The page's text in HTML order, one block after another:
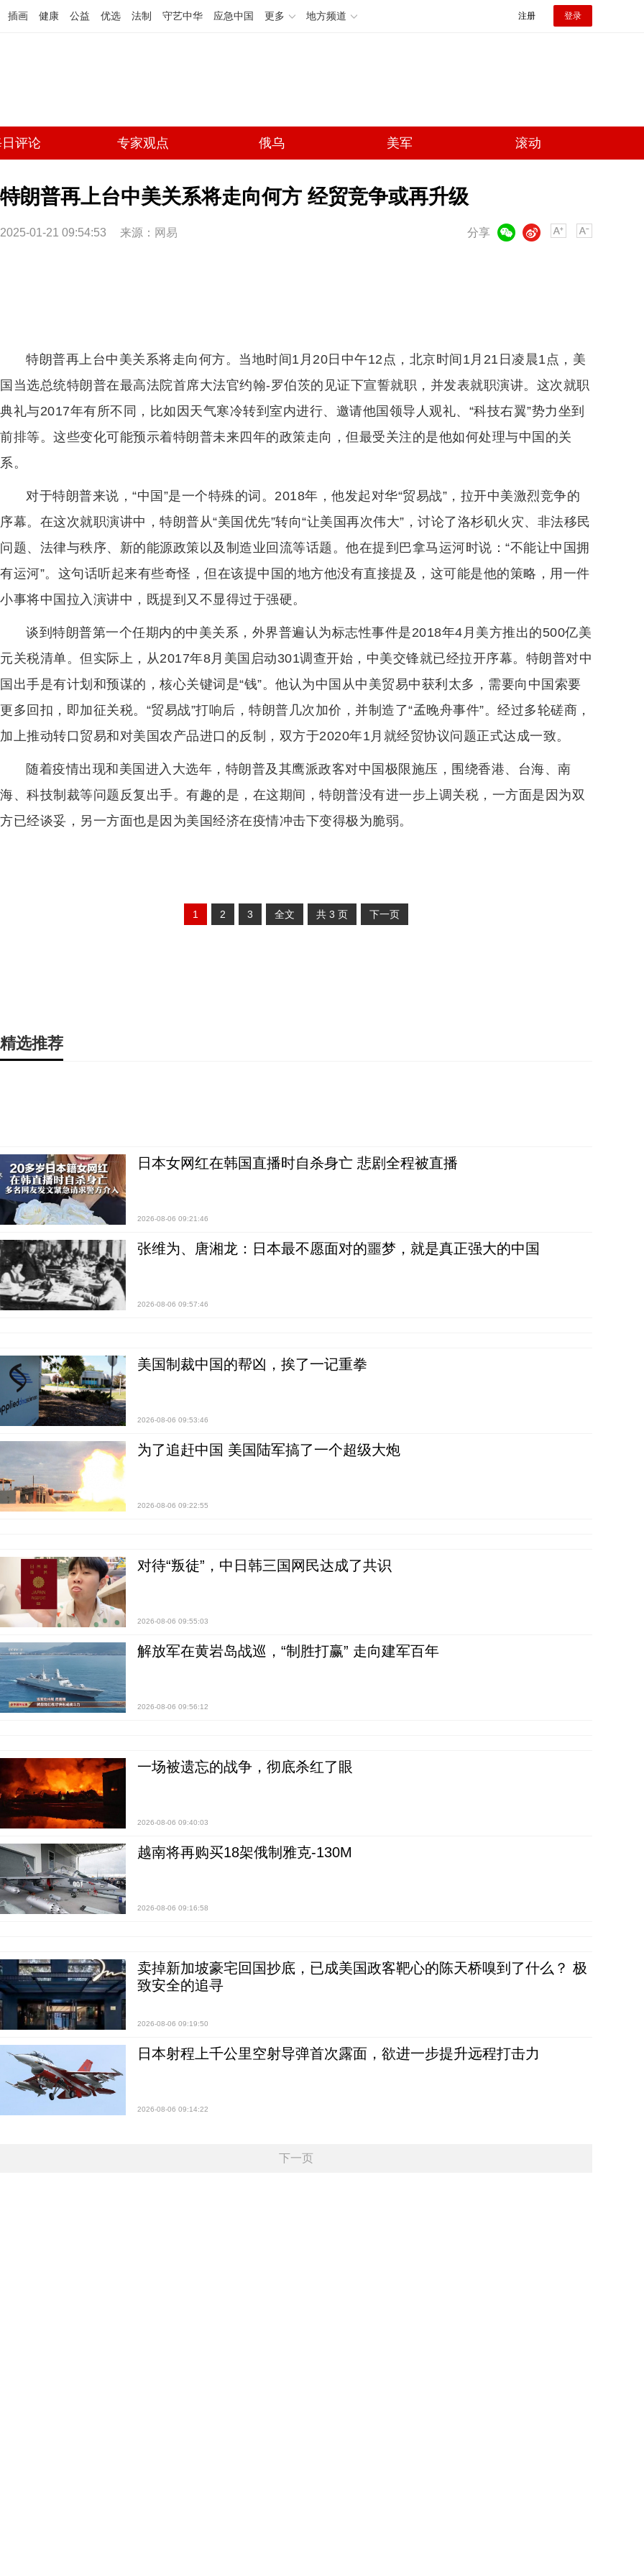
插画 健康 公益 优选 法制 守艺中华 应急中国 更多 地方频道 注册 登录
评论 专家观点 俄乌 美军 滚动
特朗普再上台中美关系将走向何方 经贸竞争或再升级
2025-01-21 09:54:53 来源： 网易 分享
微博
特朗普再上台中美关系将走向何方。当地时间1月20日中午12点，北京时间1月21日凌晨1点，美
国当选总统特朗普在最高法院首席大法官约翰-罗伯茨的见证下宣誓就职，并发表就职演讲。这次就职
典礼与2017年有所不同，比如因天气寒冷转到室内进行、邀请他国领导人观礼、“科技右翼”势力坐到
前排等。这些变化可能预示着特朗普未来四年的政策走向，但最受关注的是他如何处理与中国的关
系。
对于特朗普来说，“中国”是一个特殊的词。2018年，他发起对华“贸易战”，拉开中美激烈竞争的
序幕。在这次就职演讲中，特朗普从“美国优先”转向“让美国再次伟大”，讨论了洛杉矶火灾、非法移民
问题、法律与秩序、新的能源政策以及制造业回流等话题。他在提到巴拿马运河时说：“不能让中国拥
有运河”。这句话听起来有些奇怪，但在该提中国的地方他没有直接提及，这可能是他的策略，用一件
小事将中国拉入演讲中，既提到又不显得过于强硬。
谈到特朗普第一个任期内的中美关系，外界普遍认为标志性事件是2018年4月美方推出的500亿美
元关税清单。但实际上，从2017年8月美国启动301调查开始，中美交锋就已经拉开序幕。特朗普对中
国出手是有计划和预谋的，核心关键词是“钱”。他认为中国从中美贸易中获利太多，需要向中国索要
更多回扣，即加征关税。“贸易战”打响后，特朗普几次加价，并制造了“孟晚舟事件”。经过多轮磋商，
加上推动转口贸易和对美国农产品进口的反制，双方于2020年1月就经贸协议问题正式达成一致。
随着疫情出现和美国进入大选年，特朗普及其鹰派政客对中国极限施压，围绕香港、台海、南
海、科技制裁等问题反复出手。有趣的是，在这期间，特朗普没有进一步上调关税，一方面是因为双
方已经谈妥，另一方面也是因为美国经济在疫情冲击下变得极为脆弱。
1 2 3 全文 共 3 页 下一页
精选推荐
日本女网红在韩国直播时自杀身亡 悲剧全程被直播
2026-08-06 09:21:46
张维为、唐湘龙：日本最不愿面对的噩梦，就是真正强大的中国
2026-08-06 09:57:46
美国制裁中国的帮凶，挨了一记重拳
2026-08-06 09:53:46
为了追赶中国 美国陆军搞了一个超级大炮
2026-08-06 09:22:55
对待“叛徒”，中日韩三国网民达成了共识
2026-08-06 09:55:03
解放军在黄岩岛战巡，“制胜打赢” 走向建军百年
2026-08-06 09:56:12
一场被遗忘的战争，彻底杀红了眼
2026-08-06 09:40:03
越南将再购买18架俄制雅克-130M
2026-08-06 09:16:58
卖掉新加坡豪宅回国抄底，已成美国政客靶心的陈天桥嗅到了什么？ 极
致安全的追寻
2026-08-06 09:19:50
日本射程上千公里空射导弹首次露面，欲进一步提升远程打击力
2026-08-06 09:14:22
下一页